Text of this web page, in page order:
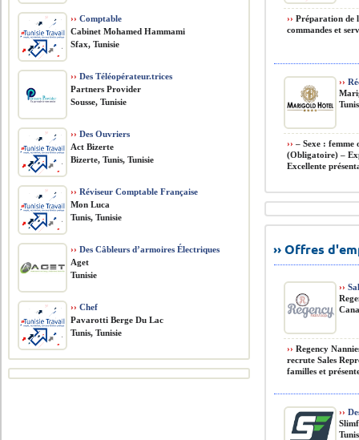
›› Préparation de
commandes et
››
›› – Sexe : femme
(Obligatoire) –
Excellente
›› Offres
››
›› Regency
recrute Sales
familles et
››
›› Comptable
Cabinet Mohamed Hammami
Sfax, Tunisie
›› Des Téléopérateur.trices
Partners Provider
Sousse, Tunisie
›› Des Ouvriers
Act Bizerte
Bizerte, Tunis, Tunisie
›› Réviseur Comptable Française
Mon Luca
Tunis, Tunisie
›› Des Câbleurs d’armoires Électriques
Aget
Tunisie
›› Chef
Pavarotti Berge Du Lac
Tunis, Tunisie